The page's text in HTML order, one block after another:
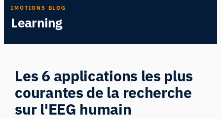
IMOTIONS BLOG
Learning
Les 6 applications les plus
courantes de la recherche
sur l'EEG humain